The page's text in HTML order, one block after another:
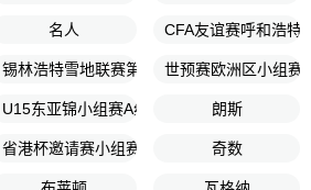
名人 CFA友谊赛呼和浩特
锡林浩特雪地联赛第3轮世预赛欧洲区小组赛
U15东亚锦小组赛A组第2轮 朗斯
省港杯邀请赛小组赛第2轮 奇数